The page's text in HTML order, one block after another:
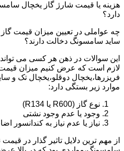
هزینه یا قیمت شارژ گاز یخچال
دارد؟
چه عواملی در تعیین میزان قیمت گاز
ساید سامسونگ دخالت دارند؟
این سوالات در ذهن هر کسی می
لازم است که عرض کنیم میزان
فریزرها،یخچال دوقلو،یخچال تک و
موارد زیر بستگی دارد:
نوع گاز (R600 یا R134)
وجود یا عدم وجود نشتی
نیاز یا عدم نیاز به کندانسور
از مهم ترین دلایل تاثیر گذار در